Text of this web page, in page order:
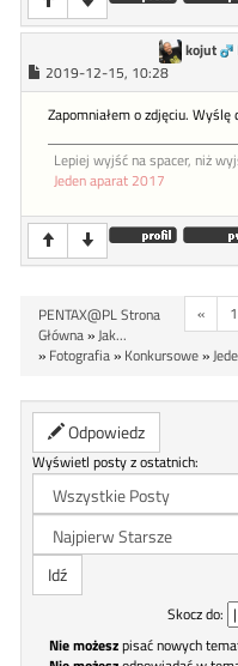
kojut
2019-12-15, 10:28
Zapomniałem o zdjęciu. Wyślę
Lepiej wyjść na spacer, niż
Jeden aparat 2017
« 1
PENTAX@PL Strona
Główna»Jak...
» Fotografia» Konkursowe»
Odpowiedz
Wyświetl posty z ostatnich:
Skocz do:
Nie możeszpisać nowych